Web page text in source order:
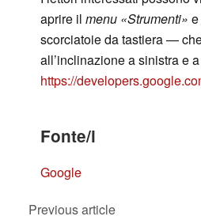
aprire il menu «Strumenti»
scorciatoie da tastiera —
all’inclinazione a sinistra e
https://
Fonte/i
Google
Previous article